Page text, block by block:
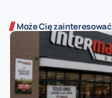
Może Cię zainteresować